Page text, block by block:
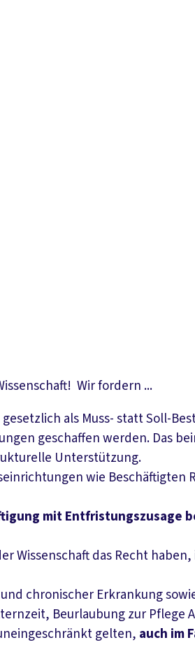
Wir fordern ...
gesetzlich als Muss- statt Soll-
geschaffen werden. Das
Unterstützung.
wie Beschäftigten
mit Entfristungszusage
Wissenschaft das Recht
chronischer Erkrankung
Beurlaubung zur Pflege
gelten, auch im